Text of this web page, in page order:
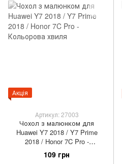
Акція
Артикул: 27003
Чохол з малюнком для
Huawei Y7 2018 / Y7 Prime
2018 / Honor 7C Pro -
Кольорова хвиля
109 грн